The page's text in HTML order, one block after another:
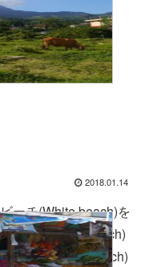
2018.01.14
ーチ(White beach)を
ビーチ(White beach)
ーチ(Aninuan beach)